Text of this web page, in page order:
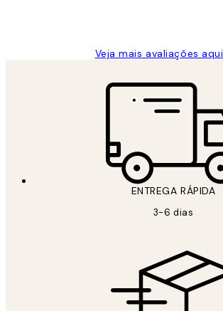
Veja mais avaliações aqui
ENTREGA RÁPIDA
3-6 dias